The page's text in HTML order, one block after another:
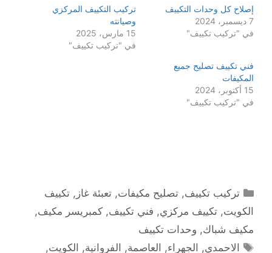
إصلاح كل وحدات التكييف
7 ديسمبر، 2024
في "تركيب تكييف"
تركيب التكييف المركزي
وصيانته
15 مارس، 2025
في "تركيب تكييف"
فني تكييف تصليح جميع
المكيفات
15 أكتوبر، 2024
في "تركيب تكييف"
التصنيفات
تركيب تكييف,تصليح مكيفات,تعبئة غاز ,تكييف
الكويت, تكييف مركزي, فني تكييف, كمبريسر مكيف,
مكيف شباك, وحدات تكييف
الوسوم
الاحمدي, الجهراء, العاصمة, الفروانية, الكويت,